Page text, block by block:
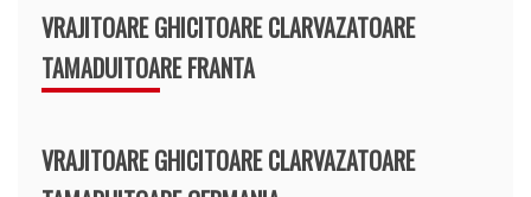
VRAJITOARE GHICITOARE CLARVAZATOARE
TAMADUITOARE FRANTA
VRAJITOARE GHICITOARE CLARVAZATOARE